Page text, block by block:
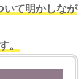
いて明かしなが
。